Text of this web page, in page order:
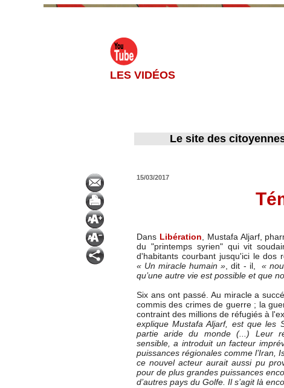
LES VIDÉOS
Le site des
15/03/2017
Dans Libération , Mustafa Aljarf,
du "printemps syrien" qui vit
d'habitants courbant jusqu'ici le dos
« Un miracle humain » , dit - il,«
qu’une autre vie est possible et que
Six ans ont passé. Au miracle a
commis des crimes de guerre ; la
contraint des millions de réfugiés à
explique Mustafa Aljarf, est que les
partie aride du monde (...) Leur
sensible, a introduit un facteur
puissances régionales comme l’Iran,
ce nouvel acteur aurait aussi pu
pour de plus grandes puissances
d’autres pays du Golfe. Il s’agit là